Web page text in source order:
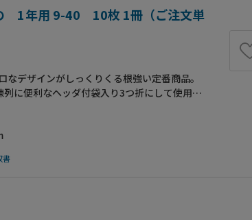
1年用 9-40 10枚 1冊（ご注文単
デザインがしっくりくる根強い定番商品。
に便利なヘッダ付袋入り3つ折にして使用し
書